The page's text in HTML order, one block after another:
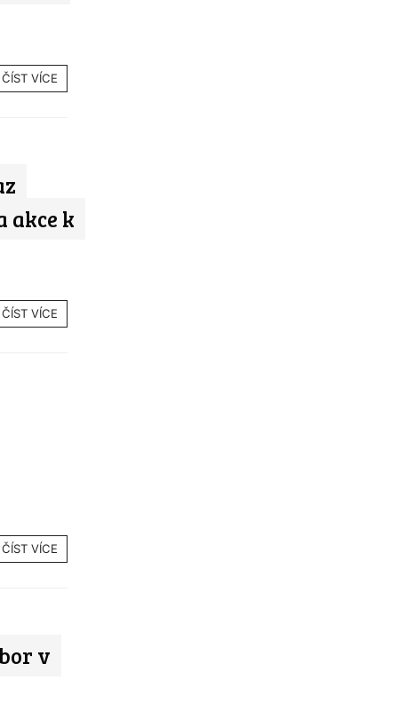
ČÍST VÍCE
akce k
ČÍST VÍCE
ČÍST VÍCE
v